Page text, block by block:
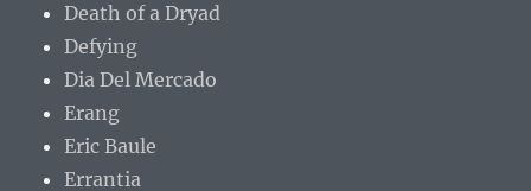
Death of a Dryad
Defying
Dia Del Mercado
Erang
Eric Baule
Errantia